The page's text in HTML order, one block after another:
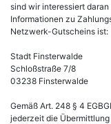
sind wir interessiert
Informationen zu
Netzwerk-Gutscheins ist:
Stadt Finsterwalde
Schloßstraße 7/8
03238 Finsterwalde
Gemäß Art. 248 § 4
jederzeit die